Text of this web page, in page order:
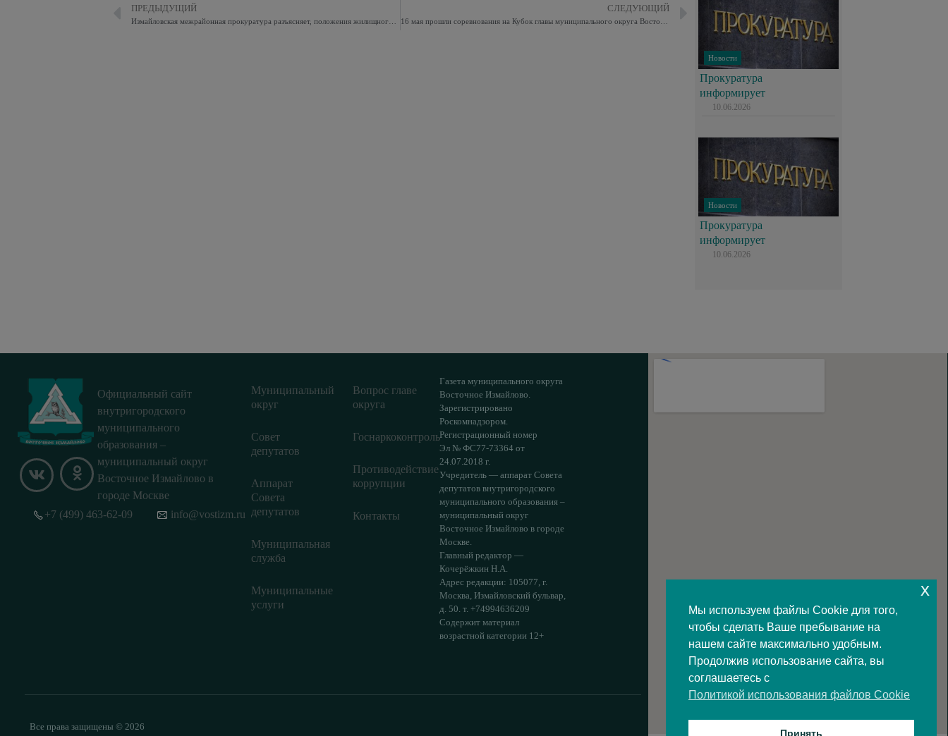
ПРЕДЫДУЩИЙ СЛЕДУЮЩИЙ
Новости
Прокуратура
информирует
10.06.2026
Новости
Прокуратура
информирует
10.06.2026
Официальный сайт
внутригородского
муниципального
образования –
муниципальный округ
Восточное Измайлово в
городе Москве
Муниципальный
округ
Совет
депутатов
Аппарат
Совета
депутатов
Муниципальная
служба
Муниципальные
услуги
Вопрос главе
округа
Госнаркоконтроль
Противодействие
коррупции
Контакты
Газета муниципального округа
Восточное Измайлово.
Зарегистрировано
Роскомнадзором.
Регистрационный номер
Эл № ФС77-73364 от
24.07.2018 г.
Учредитель — аппарат Совета
депутатов внутригородского
муниципального образования –
муниципальный округ
Восточное Измайлово в городе
Москве.
Главный редактор —
Кочерёжкин Н.А.
Адрес редакции: 105077, г.
Москва, Измайловский бульвар,
д. 50. т. +74994636209
Содержит материал
возрастной категории 12+
+7 (499) 463-62-09 info@vostizm.ru
Все права защищены © 2026
Мы используем файлы Cookie для того,
чтобы сделать Ваше пребывание на
нашем сайте максимально удобным.
Продолжив использование сайта, вы
соглашаетесь с
Политикой использования файлов Cookie
Принять
x